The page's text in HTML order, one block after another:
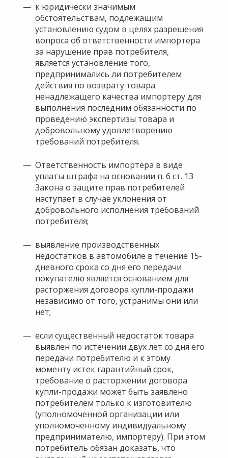
к юридически значимым
обстоятельствам, подлежащим
установлению судом в целях разрешения
вопроса об ответственности импортера
за нарушение прав потребителя,
является установление того,
предпринимались ли потребителем
действия по возврату товара
ненадлежащего качества импортеру для
выполнения последним обязанности по
проведению экспертизы товара и
добровольному удовлетворению
требований потребителя.
Ответственность импортера в виде
уплаты штрафа на основании п. 6 ст. 13
Закона о защите прав потребителей
наступает в случае уклонения от
добровольного исполнения требований
потребителя;
выявление производственных
недостатков в автомобиле в течение 15-
дневного срока со дня его передачи
покупателю является основанием для
расторжения договора купли-продажи
независимо от того, устранимы они или
нет;
если существенный недостаток товара
выявлен по истечении двух лет со дня его
передачи потребителю и к этому
моменту истек гарантийный срок,
требование о расторжении договора
купли-продажи может быть заявлено
потребителем только к изготовителю
(уполномоченной организации или
уполномоченному индивидуальному
предпринимателю, импортеру). При этом
потребитель обязан доказать, что